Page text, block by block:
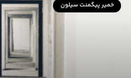
خمیر پیگمنت سیلون